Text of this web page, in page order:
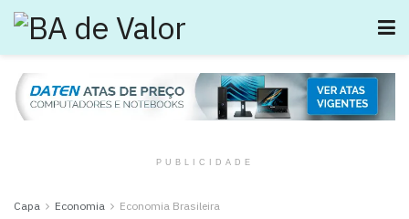
PUBLICIDADE
Capa Economia Economia Brasileira